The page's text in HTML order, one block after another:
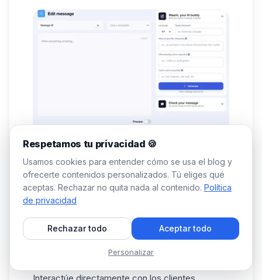
Por último, volver a compartir tu contenido por
mensaje (posiblemente con la ayuda de nuestra
Waami AIpara redacción), te permite ✅ :
Aumente el alcance de sus publicaciones para
atraer a nuevossuscriptoresespecíficos, sin
esfuerzo adicional.
Cree un contacto personalizado y establezca
Respetamos tu privacidad 🍪
Usamos cookies para entender cómo se usa el blog y
ofrecerte contenidos personalizados. Tú eliges qué
aceptas. Rechazar no quita nada al contenido. Política
de privacidad
Rechazar todo Aceptar todo
Personalizar